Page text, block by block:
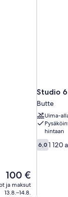
Hinta
on
100 €
100 €
ja maksut
13.8.–14.8.
Studio
Butte
Uima-
hintaan
6.0
kautta
6,0 1 120